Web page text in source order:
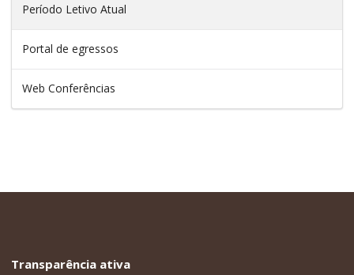
Período Letivo Atual
Portal de egressos
Web Conferências
Transparência ativa